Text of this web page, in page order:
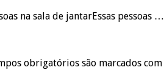
na sala de jantarEssas pessoas …
obrigatórios são marcados com